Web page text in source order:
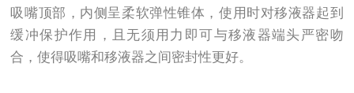
吸嘴顶部，内侧呈柔软弹性锥体，使用时对移液器起到
缓冲保护作用，且无须用力即可与移液器端头严密吻
合，使得吸嘴和移液器之间密封性更好。